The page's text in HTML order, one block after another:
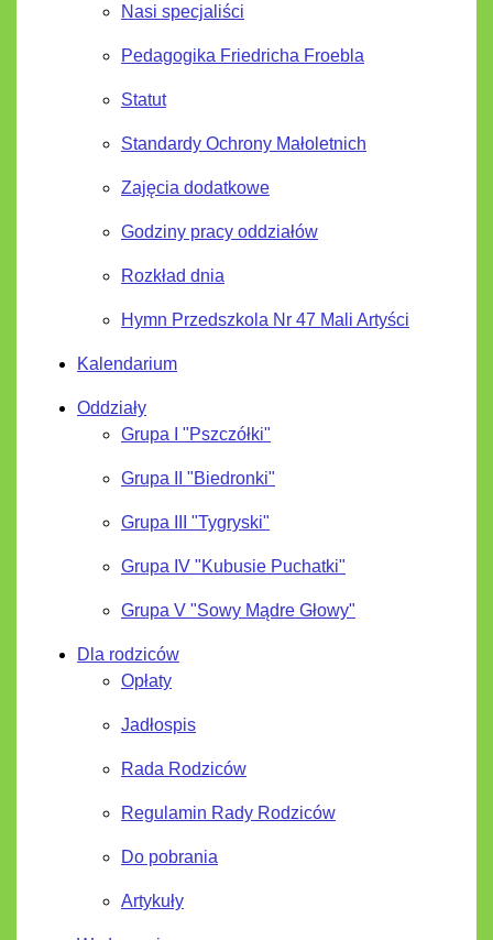
Nasi specjaliści
Pedagogika Friedricha Froebla
Statut
Standardy Ochrony Małoletnich
Zajęcia dodatkowe
Godziny pracy oddziałów
Rozkład dnia
Hymn Przedszkola Nr 47 Mali Artyści
Kalendarium
Oddziały
Grupa I "Pszczółki"
Grupa II "Biedronki"
Grupa III "Tygryski"
Grupa IV "Kubusie Puchatki"
Grupa V "Sowy Mądre Głowy"
Dla rodziców
Opłaty
Jadłospis
Rada Rodziców
Regulamin Rady Rodziców
Do pobrania
Artykuły